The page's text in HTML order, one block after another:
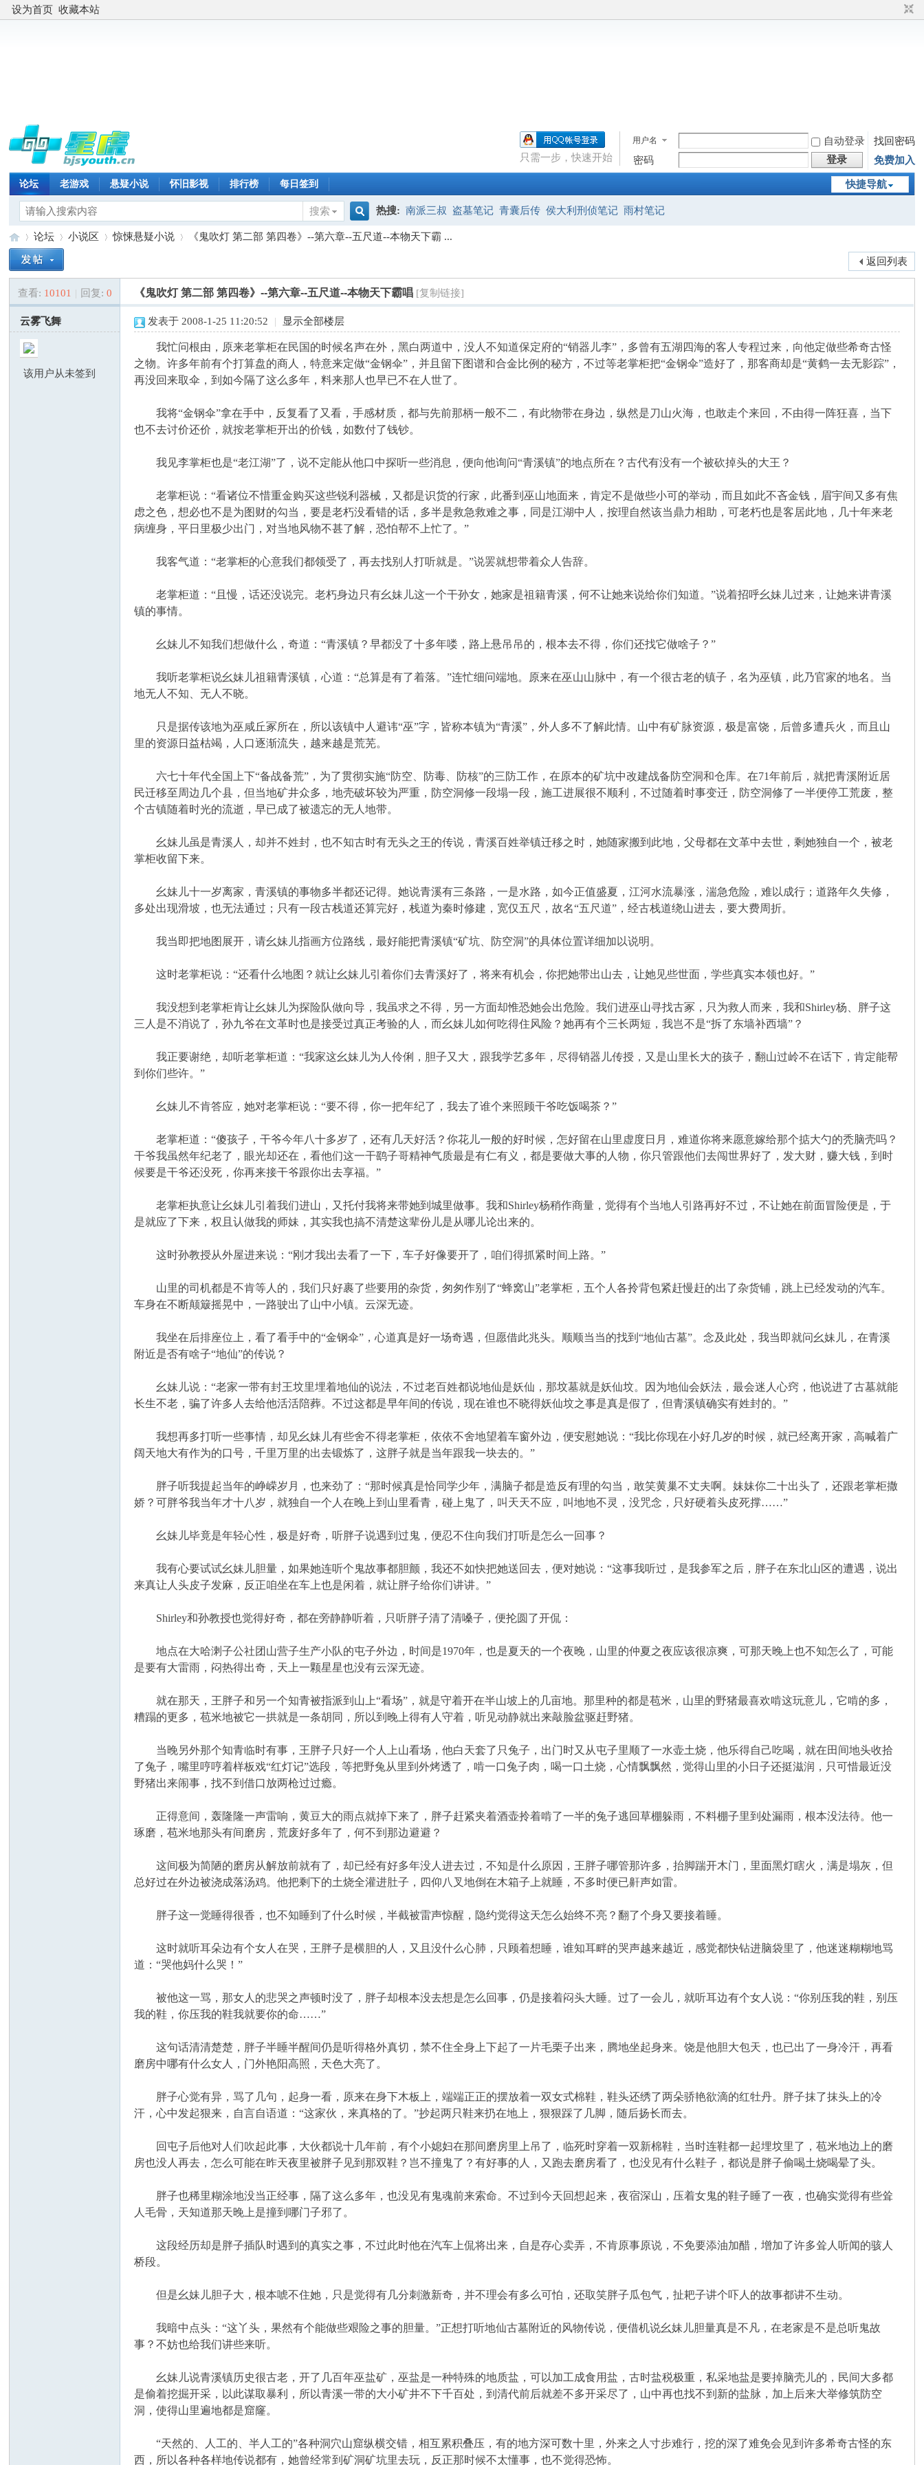
设为首页 收藏本站
用户名 自动登录
找回密码
密码
登录 免费加入
只需一步，快速开始
快捷导航
论坛 老游戏 悬疑小说 怀旧影视 排行榜 每日签到
搜索
搜
索
热搜: 南派三叔 盗墓笔记 青囊后传 侯大利刑侦笔记 雨村笔记
星»
论坛
›
小说区
›
惊悚悬疑小说
›
《鬼吹灯 第二部 第四卷》--第六章--五尺道--本物天下霸 ...
返回列表
查看: 10101 | 回复: 0 《鬼吹灯 第二部 第四卷》--第六章--五尺道--本物天下霸唱 [复制链接]
云雾飞舞
该用户从未签到
发表于 2008-1-25 11:20:52 | 显示全部楼层
我忙问根由，原来老掌柜在民国的时候名声在外，黑白两道中，没人不知道保定府的“销器儿李”，多曾有五湖四海的客人专程过来，向他定做些希奇古怪
之物。许多年前有个打算盘的商人，特意来定做“金钢伞”，并且留下图谱和合金比例的秘方，不过等老掌柜把“金钢伞”造好了，那客商却是“黄鹤一去无影踪”，
再没回来取伞，到如今隔了这么多年，料来那人也早已不在人世了。
我将“金钢伞”拿在手中，反复看了又看，手感材质，都与先前那柄一般不二，有此物带在身边，纵然是刀山火海，也敢走个来回，不由得一阵狂喜，当下
也不去讨价还价，就按老掌柜开出的价钱，如数付了钱钞。
我见李掌柜也是“老江湖”了，说不定能从他口中探听一些消息，便向他询问“青溪镇”的地点所在？古代有没有一个被砍掉头的大王？
老掌柜说：“看诸位不惜重金购买这些锐利器械，又都是识货的行家，此番到巫山地面来，肯定不是做些小可的举动，而且如此不吝金钱，眉宇间又多有焦
虑之色，想必也不是为图财的勾当，要是老朽没看错的话，多半是救急救难之事，同是江湖中人，按理自然该当鼎力相助，可老朽也是客居此地，几十年来老
病缠身，平日里极少出门，对当地风物不甚了解，恐怕帮不上忙了。”
我客气道：“老掌柜的心意我们都领受了，再去找别人打听就是。”说罢就想带着众人告辞。
老掌柜道：“且慢，话还没说完。老朽身边只有幺妹儿这一个干孙女，她家是祖籍青溪，何不让她来说给你们知道。”说着招呼幺妹儿过来，让她来讲青溪
镇的事情。
幺妹儿不知我们想做什么，奇道：“青溪镇？早都没了十多年喽，路上悬吊吊的，根本去不得，你们还找它做啥子？”
我听老掌柜说幺妹儿祖籍青溪镇，心道：“总算是有了着落。”连忙细问端地。原来在巫山山脉中，有一个很古老的镇子，名为巫镇，此乃官家的地名。当
地无人不知、无人不晓。
只是据传该地为巫咸丘冢所在，所以该镇中人避讳“巫”字，皆称本镇为“青溪”，外人多不了解此情。山中有矿脉资源，极是富饶，后曾多遭兵火，而且山
里的资源日益枯竭，人口逐渐流失，越来越是荒芜。
六七十年代全国上下“备战备荒”，为了贯彻实施“防空、防毒、防核”的三防工作，在原本的矿坑中改建战备防空洞和仓库。在71年前后，就把青溪附近居
民迁移至周边几个县，但当地矿井众多，地壳破坏较为严重，防空洞修一段塌一段，施工进展很不顺利，不过随着时事变迁，防空洞修了一半便停工荒废，整
个古镇随着时光的流逝，早已成了被遗忘的无人地带。
幺妹儿虽是青溪人，却并不姓封，也不知古时有无头之王的传说，青溪百姓举镇迁移之时，她随家搬到此地，父母都在文革中去世，剩她独自一个，被老
掌柜收留下来。
幺妹儿十一岁离家，青溪镇的事物多半都还记得。她说青溪有三条路，一是水路，如今正值盛夏，江河水流暴涨，湍急危险，难以成行；道路年久失修，
多处出现滑坡，也无法通过；只有一段古栈道还算完好，栈道为秦时修建，宽仅五尺，故名“五尺道”，经古栈道绕山进去，要大费周折。
我当即把地图展开，请幺妹儿指画方位路线，最好能把青溪镇“矿坑、防空洞”的具体位置详细加以说明。
这时老掌柜说：“还看什么地图？就让幺妹儿引着你们去青溪好了，将来有机会，你把她带出山去，让她见些世面，学些真实本领也好。”
我没想到老掌柜肯让幺妹儿为探险队做向导，我虽求之不得，另一方面却惟恐她会出危险。我们进巫山寻找古冢，只为救人而来，我和Shirley杨、胖子这
三人是不消说了，孙九爷在文革时也是接受过真正考验的人，而幺妹儿如何吃得住风险？她再有个三长两短，我岂不是“拆了东墙补西墙”？
我正要谢绝，却听老掌柜道：“我家这幺妹儿为人伶俐，胆子又大，跟我学艺多年，尽得销器儿传授，又是山里长大的孩子，翻山过岭不在话下，肯定能帮
到你们些许。”
幺妹儿不肯答应，她对老掌柜说：“要不得，你一把年纪了，我去了谁个来照顾干爷吃饭喝茶？”
老掌柜道：“傻孩子，干爷今年八十多岁了，还有几天好活？你花儿一般的好时候，怎好留在山里虚度日月，难道你将来愿意嫁给那个掂大勺的秃脑壳吗？
干爷我虽然年纪老了，眼光却还在，看他们这一干鹞子哥精神气质最是有仁有义，都是要做大事的人物，你只管跟他们去闯世界好了，发大财，赚大钱，到时
候要是干爷还没死，你再来接干爷跟你出去享福。”
老掌柜执意让幺妹儿引着我们进山，又托付我将来带她到城里做事。我和Shirley杨稍作商量，觉得有个当地人引路再好不过，不让她在前面冒险便是，于
是就应了下来，权且认做我的师妹，其实我也搞不清楚这辈份儿是从哪儿论出来的。
这时孙教授从外屋进来说：“刚才我出去看了一下，车子好像要开了，咱们得抓紧时间上路。”
山里的司机都是不肯等人的，我们只好裹了些要用的杂货，匆匆作别了“蜂窝山”老掌柜，五个人各拎背包紧赶慢赶的出了杂货铺，跳上已经发动的汽车。
车身在不断颠簸摇晃中，一路驶出了山中小镇。云深无迹。
我坐在后排座位上，看了看手中的“金钢伞”，心道真是好一场奇遇，但愿借此兆头。顺顺当当的找到“地仙古墓”。念及此处，我当即就问幺妹儿，在青溪
附近是否有啥子“地仙”的传说？
幺妹儿说：“老家一带有封王坟里埋着地仙的说法，不过老百姓都说地仙是妖仙，那坟墓就是妖仙坟。因为地仙会妖法，最会迷人心窍，他说进了古墓就能
长生不老，骗了许多人去给他活活陪葬。不过这都是早年间的传说，现在谁也不晓得妖仙坟之事是真是假了，但青溪镇确实有姓封的。”
我想再多打听一些事情，却见幺妹儿有些舍不得老掌柜，依依不舍地望着车窗外边，便安慰她说：“我比你现在小好几岁的时候，就已经离开家，高喊着广
阔天地大有作为的口号，千里万里的出去锻炼了，这胖子就是当年跟我一块去的。”
胖子听我提起当年的峥嵘岁月，也来劲了：“那时候真是恰同学少年，满脑子都是造反有理的勾当，敢笑黄巢不丈夫啊。妹妹你二十出头了，还跟老掌柜撒
娇？可胖爷我当年才十八岁，就独自一个人在晚上到山里看青，碰上鬼了，叫天天不应，叫地地不灵，没咒念，只好硬着头皮死撑……”
幺妹儿毕竟是年轻心性，极是好奇，听胖子说遇到过鬼，便忍不住向我们打听是怎么一回事？
我有心要试试幺妹儿胆量，如果她连听个鬼故事都胆颤，我还不如快把她送回去，便对她说：“这事我听过，是我参军之后，胖子在东北山区的遭遇，说出
来真让人头皮子发麻，反正咱坐在车上也是闲着，就让胖子给你们讲讲。”
Shirley和孙教授也觉得好奇，都在旁静静听着，只听胖子清了清嗓子，便抡圆了开侃：
地点在大哈溂子公社团山营子生产小队的屯子外边，时间是1970年，也是夏天的一个夜晚，山里的仲夏之夜应该很凉爽，可那天晚上也不知怎么了，可能
是要有大雷雨，闷热得出奇，天上一颗星星也没有云深无迹。
就在那天，王胖子和另一个知青被指派到山上“看场”，就是守着开在半山坡上的几亩地。那里种的都是苞米，山里的野猪最喜欢啃这玩意儿，它啃的多，
糟蹋的更多，苞米地被它一拱就是一条胡同，所以到晚上得有人守着，听见动静就出来敲脸盆驱赶野猪。
当晚另外那个知青临时有事，王胖子只好一个人上山看场，他白天套了只兔子，出门时又从屯子里顺了一水壶土烧，他乐得自己吃喝，就在田间地头收拾
了兔子，嘴里哼哼着样板戏“红灯记”选段，等把野兔从里到外烤透了，啃一口兔子肉，喝一口土烧，心情飘飘然，觉得山里的小日子还挺滋润，只可惜最近没
野猪出来闹事，找不到借口放两枪过过瘾。
正得意间，轰隆隆一声雷响，黄豆大的雨点就掉下来了，胖子赶紧夹着酒壶拎着啃了一半的兔子逃回草棚躲雨，不料棚子里到处漏雨，根本没法待。他一
琢磨，苞米地那头有间磨房，荒废好多年了，何不到那边避避？
这间极为简陋的磨房从解放前就有了，却已经有好多年没人进去过，不知是什么原因，王胖子哪管那许多，抬脚踹开木门，里面黑灯瞎火，满是塌灰，但
总好过在外边被浇成落汤鸡。他把剩下的土烧全灌进肚子，四仰八叉地倒在木箱子上就睡，不多时便已鼾声如雷。
胖子这一觉睡得很香，也不知睡到了什么时候，半截被雷声惊醒，隐约觉得这天怎么始终不亮？翻了个身又要接着睡。
这时就听耳朵边有个女人在哭，王胖子是横胆的人，又且没什么心肺，只顾着想睡，谁知耳畔的哭声越来越近，感觉都快钻进脑袋里了，他迷迷糊糊地骂
道：“哭他妈什么哭！”
被他这一骂，那女人的悲哭之声顿时没了，胖子却根本没去想是怎么回事，仍是接着闷头大睡。过了一会儿，就听耳边有个女人说：“你别压我的鞋，别压
我的鞋，你压我的鞋我就要你的命……”
这句话清清楚楚，胖子半睡半醒间仍是听得格外真切，禁不住全身上下起了一片毛栗子出来，腾地坐起身来。饶是他胆大包天，也已出了一身冷汗，再看
磨房中哪有什么女人，门外艳阳高照，天色大亮了。
胖子心觉有异，骂了几句，起身一看，原来在身下木板上，端端正正的摆放着一双女式棉鞋，鞋头还绣了两朵骄艳欲滴的红牡丹。胖子抹了抹头上的冷
汗，心中发起狠来，自言自语道：“这家伙，来真格的了。”抄起两只鞋来扔在地上，狠狠踩了几脚，随后扬长而去。
回屯子后他对人们吹起此事，大伙都说十几年前，有个小媳妇在那间磨房里上吊了，临死时穿着一双新棉鞋，当时连鞋都一起埋坟里了，苞米地边上的磨
房也没人再去，怎么可能在昨天夜里被胖子见到那双鞋？岂不撞鬼了？有好事的人，又跑去磨房看了，也没见有什么鞋子，都说是胖子偷喝土烧喝晕了头。
胖子也稀里糊涂地没当正经事，隔了这么多年，也没见有鬼魂前来索命。不过到今天回想起来，夜宿深山，压着女鬼的鞋子睡了一夜，也确实觉得有些耸
人毛骨，天知道那天晚上是撞到哪门子邪了。
这段经历却是胖子插队时遇到的真实之事，不过此时他在汽车上侃将出来，自是存心卖弄，不肯原事原说，不免要添油加醋，增加了许多耸人听闻的骇人
桥段。
但是幺妹儿胆子大，根本唬不住她，只是觉得有几分刺激新奇，并不理会有多么可怕，还取笑胖子瓜包气，扯耙子讲个吓人的故事都讲不生动。
我暗中点头：“这丫头，果然有个能做些艰险之事的胆量。”正想打听地仙古墓附近的风物传说，便借机说幺妹儿胆量真是不凡，在老家是不是总听鬼故
事？不妨也给我们讲些来听。
幺妹儿说青溪镇历史很古老，开了几百年巫盐矿，巫盐是一种特殊的地质盐，可以加工成食用盐，古时盐税极重，私采地盐是要掉脑壳儿的，民间大多都
是偷着挖掘开采，以此谋取暴利，所以青溪一带的大小矿井不下千百处，到清代前后就差不多开采尽了，山中再也找不到新的盐脉，加上后来大举修筑防空
洞，使得山里遍地都是窟窿。
“天然的、人工的、半人工的”各种洞穴山窟纵横交错，相互累积叠压，有的地方深可数十里，外来之人寸步难行，挖的深了难免会见到许多希奇古怪的东
西，所以各种各样地传说都有，她曾经常到矿洞矿坑里去玩，反正那时候不太懂事，也不觉得恐怖。